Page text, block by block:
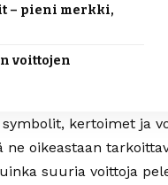
– pieni merkki,
voittojen
kertoimet ja
oikeastaan
suuria voittoja